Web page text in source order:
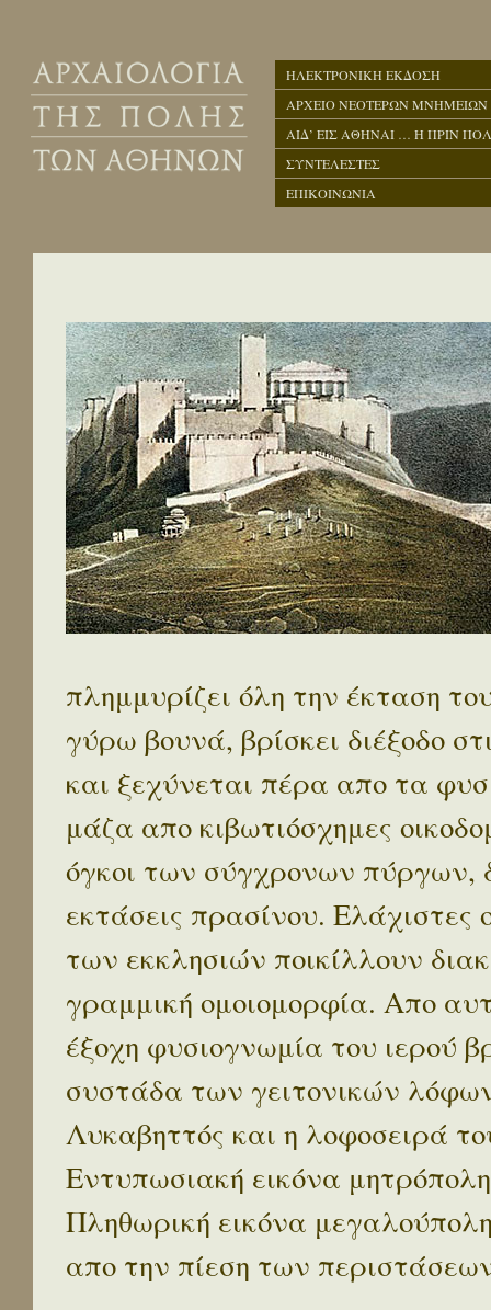
ΗΛΕΚΤΡΟΝΙΚΗ ΕΚΔΟΣΗ
ΑΡΧΕΙΟ ΝΕΟΤΕΡΩΝ ΜΝΗΜΕΙΩΝ
ΑΙΔ’ ΕΙΣ ΑΘΗΝΑΙ … Η ΠΡΙΝ
ΣΥΝΤΕΛΕΣΤΕΣ
ΕΠΙΚΟΙΝΩΝΙΑ
πλημμυρίζει όλη την έκταση
γύρω βουνά, βρίσκει διέξοδο
και ξεχύνεται πέρα απο τα
μάζα απο κιβωτιόσχημες
όγκοι των σύγχρονων πύργων,
εκτάσεις πρασίνου.
των εκκλησιών ποικίλλουν
γραμμική ομοιομορφία. Απο
έξοχη φυσιογνωμία του ιερού
συστάδα των γειτονικών
Λυκαβηττός και η λοφοσειρά
Εντυπωσιακή εικόνα
Πληθωρική εικόνα
απο την πίεση των